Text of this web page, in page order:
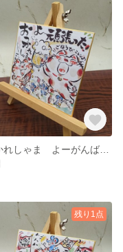
残り1点